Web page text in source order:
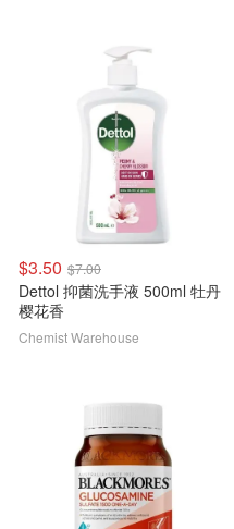
$3.50 $7.00
Dettol 抑菌洗手液 500ml 牡丹
樱花香
Chemist Warehouse